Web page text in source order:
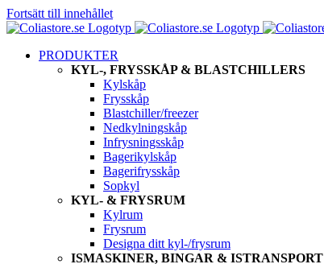
Fortsätt till innehållet
PRODUKTER
KYL-, FRYSSKÅP & BLASTCHILLERS
Kylskåp
Frysskåp
Blastchiller/freezer
Nedkylningskåp
Infrysningsskåp
Bagerikylskåp
Bagerifrysskåp
Sopkyl
KYL- & FRYSRUM
Kylrum
Frysrum
Designa ditt kyl-/frysrum
ISMASKINER, BINGAR & ISTRANSPORT